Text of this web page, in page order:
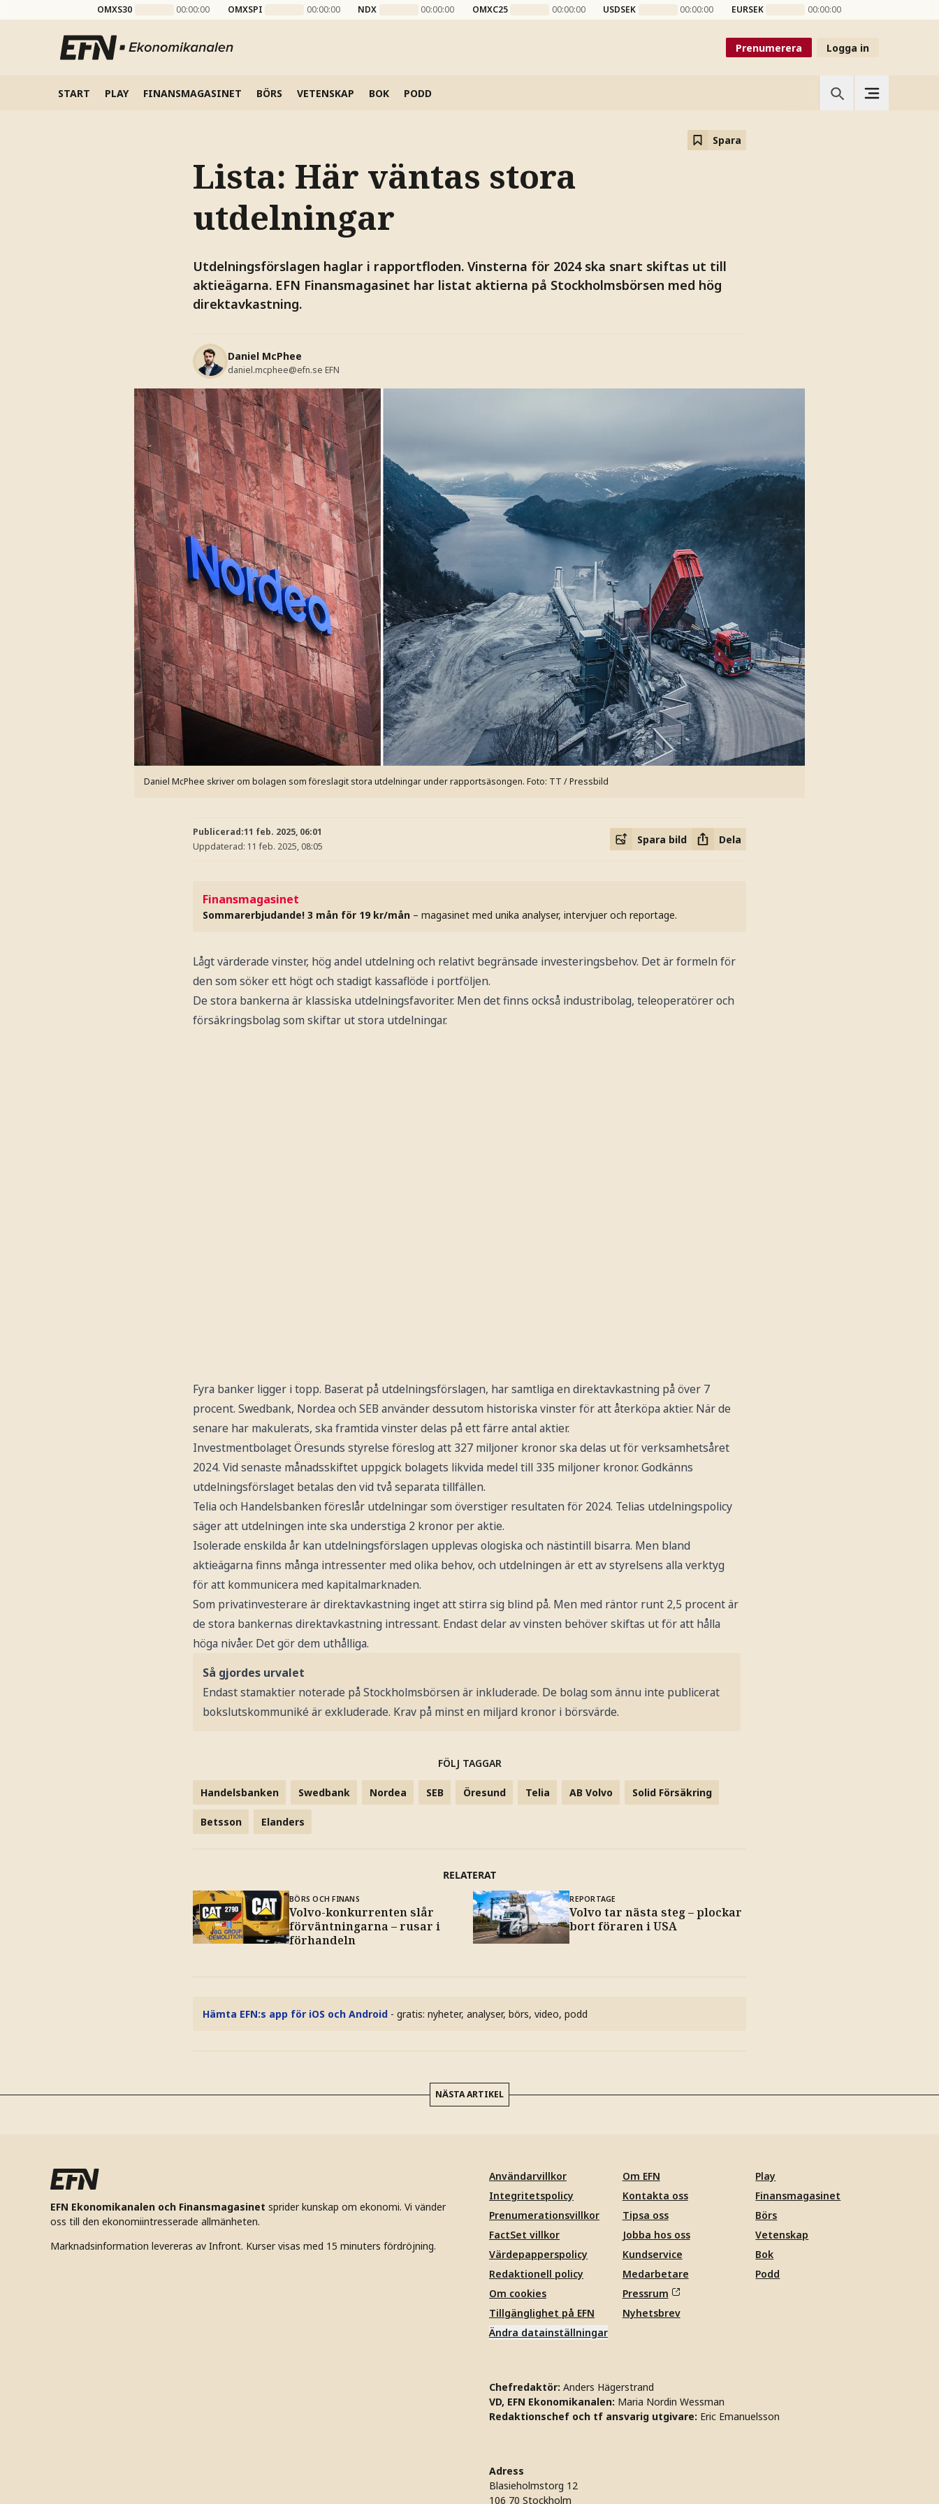
OMXS30 00:00:00 OMXSPI 00:00:00 NDX 00:00:00 OMXC25 00:00:00 USDSEK 00:00:00 EURSEK 00:00:00
Prenumerera Logga in
START PLAY FINANSMAGASINET BÖRS VETENSKAP BOK PODD
Spara
Lista: Här väntas stora
utdelningar
Utdelningsförslagen haglar i rapportfloden. Vinsterna för 2024 ska snart skiftas ut till
aktieägarna. EFN Finansmagasinet har listat aktierna på Stockholmsbörsen med hög
direktavkastning.
Daniel McPhee
daniel.mcphee@efn.se EFN
Daniel McPhee skriver om bolagen som föreslagit stora utdelningar under rapportsäsongen. Foto: TT / Pressbild
Publicerad:11 feb. 2025, 06:01
Uppdaterad: 11 feb. 2025, 08:05
Spara bild Dela
Finansmagasinet
Sommarerbjudande! 3 mån för 19 kr/mån – magasinet med unika analyser, intervjuer och reportage.
Lågt värderade vinster, hög andel utdelning och relativt begränsade investeringsbehov. Det är formeln för
den som söker ett högt och stadigt kassaflöde i portföljen.
De stora bankerna är klassiska utdelningsfavoriter. Men det finns också industribolag, teleoperatörer och
försäkringsbolag som skiftar ut stora utdelningar.
Fyra banker ligger i topp. Baserat på utdelningsförslagen, har samtliga en direktavkastning på över 7
procent. Swedbank, Nordea och SEB använder dessutom historiska vinster för att återköpa aktier. När de
senare har makulerats, ska framtida vinster delas på ett färre antal aktier.
Investmentbolaget Öresunds styrelse föreslog att 327 miljoner kronor ska delas ut för verksamhetsåret
2024. Vid senaste månadsskiftet uppgick bolagets likvida medel till 335 miljoner kronor. Godkänns
utdelningsförslaget betalas den vid två separata tillfällen.
Telia och Handelsbanken föreslår utdelningar som överstiger resultaten för 2024. Telias utdelningspolicy
säger att utdelningen inte ska understiga 2 kronor per aktie.
Isolerade enskilda år kan utdelningsförslagen upplevas ologiska och nästintill bisarra. Men bland
aktieägarna finns många intressenter med olika behov, och utdelningen är ett av styrelsens alla verktyg
för att kommunicera med kapitalmarknaden.
Som privatinvesterare är direktavkastning inget att stirra sig blind på. Men med räntor runt 2,5 procent är
de stora bankernas direktavkastning intressant. Endast delar av vinsten behöver skiftas ut för att hålla
höga nivåer. Det gör dem uthålliga.
Så gjordes urvalet
Endast stamaktier noterade på Stockholmsbörsen är inkluderade. De bolag som ännu inte publicerat
bokslutskommuniké är exkluderade. Krav på minst en miljard kronor i börsvärde.
FÖLJ TAGGAR
Handelsbanken Swedbank Nordea SEB Öresund Telia AB Volvo Solid Försäkring
Betsson Elanders
RELATERAT
BÖRS OCH FINANS
Volvo-konkurrenten slår
förväntningarna – rusar i
förhandeln
REPORTAGE
Volvo tar nästa steg – plockar
bort föraren i USA
Hämta EFN:s app för iOS och Android - gratis: nyheter, analyser, börs, video, podd
NÄSTA ARTIKEL
EFN Ekonomikanalen och Finansmagasinet sprider kunskap om ekonomi. Vi vänder
oss till den ekonomiintresserade allmänheten.
Marknadsinformation levereras av Infront. Kurser visas med 15 minuters fördröjning.
Användarvillkor
Integritetspolicy
Prenumerationsvillkor
FactSet villkor
Värdepapperspolicy
Redaktionell policy
Om cookies
Tillgänglighet på EFN
Ändra datainställningar
Om EFN
Kontakta oss
Tipsa oss
Jobba hos oss
Kundservice
Medarbetare
Pressrum
Nyhetsbrev
Play
Finansmagasinet
Börs
Vetenskap
Bok
Podd
Chefredaktör: Anders Hägerstrand
VD, EFN Ekonomikanalen: Maria Nordin Wessman
Redaktionschef och tf ansvarig utgivare: Eric Emanuelsson
Adress
Blasieholmstorg 12
106 70 Stockholm